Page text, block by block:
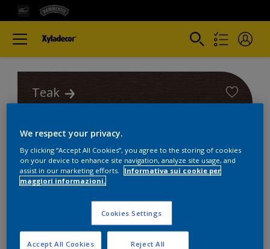
Teak
Colori
Trova i migliori prodotti per i
tuoi progetti
We respect your privacy.
By clicking “Accept All Cookies”, you agree to the storing of cookies
on your device to enhance site navigation, analyze site usage, and
assist in our marketing efforts.
Informativa sui cookie per
maggiori informazioni.
Cookies Settings
Reject All
Accept All Cookies